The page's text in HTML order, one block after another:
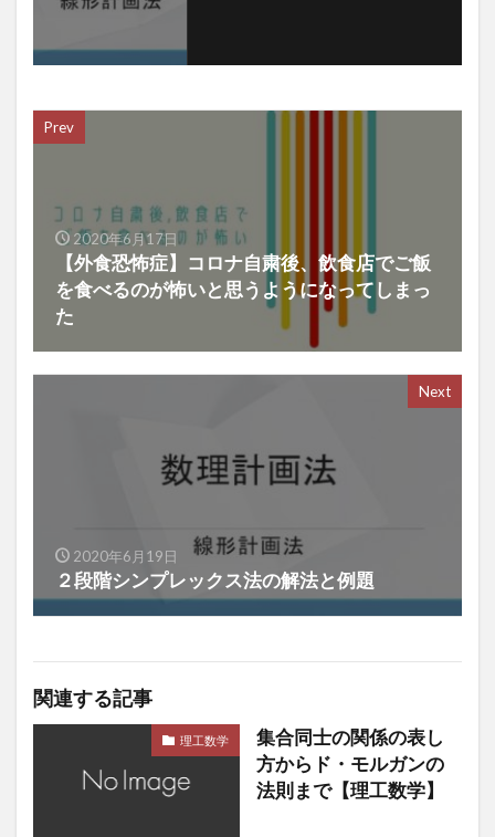
Prev
2020年6月17日
【外食恐怖症】コロナ自粛後、飲食店でご飯
を食べるのが怖いと思うようになってしまっ
た
Next
2020年6月19日
２段階シンプレックス法の解法と例題
関連する記事
理工数学
集合同士の関係の表し
方からド・モルガンの
法則まで【理工数学】